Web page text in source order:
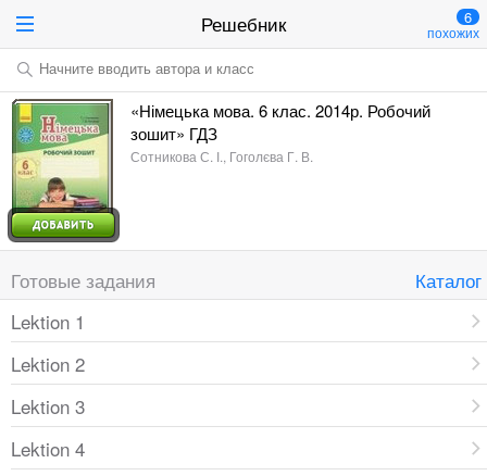
Решебник 6
похожих
Начните вводить автора и класс
«Німецька мова. 6 клас. 2014р. Робочий
зошит» ГДЗ
Сотникова С. І., Гоголєва Г. В.
Готовые задания
Каталог
Lektion 1
Lektion 2
Lektion 3
Lektion 4